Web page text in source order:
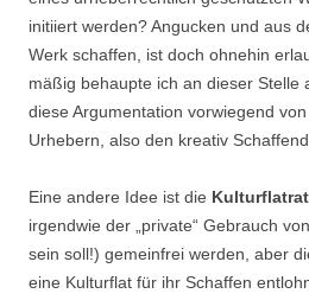
initiiert werden? Angucken und aus
Werk schaffen, ist doch ohnehin
mäßig behaupte ich an dieser Stelle
diese Argumentation vorwiegend von
Urhebern, also den kreativ
Eine andere Idee ist die
irgendwie der „private“ Gebrauch
sein soll!) gemeinfrei werden, aber
eine Kulturflat für ihr Schaffen